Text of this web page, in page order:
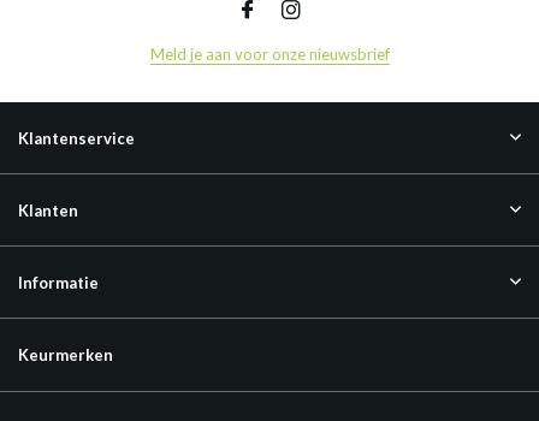
Meld je aan voor onze nieuwsbrief
Klantenservice
Klanten
Informatie
Keurmerken